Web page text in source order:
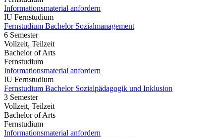
Informationsmaterial anfordern
IU Fernstudium
Fernstudium Bachelor Sozialmanagement
6 Semester
Vollzeit, Teilzeit
Bachelor of Arts
Fernstudium
Informationsmaterial anfordern
IU Fernstudium
Fernstudium Bachelor Sozialpädagogik und Inklusion
3 Semester
Vollzeit, Teilzeit
Bachelor of Arts
Fernstudium
Informationsmaterial anfordern